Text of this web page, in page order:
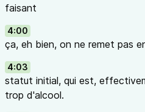
faisant
4:00
ça, eh bien, on ne remet pas
4:03
statut initial, qui est,
trop d'alcool.